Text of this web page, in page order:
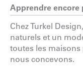
Apprendre encore
Chez Turkel
naturels et un
toutes les
nous concevons.